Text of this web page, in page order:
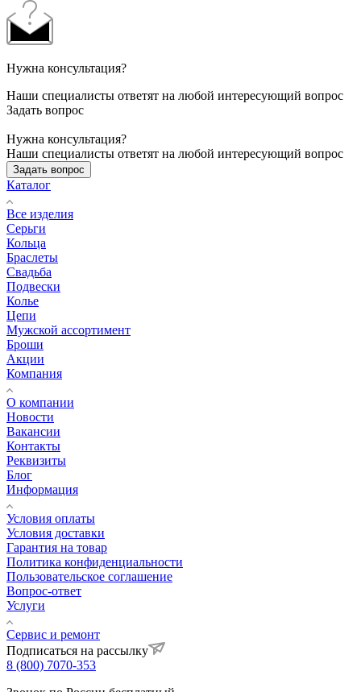
Нужна консультация?
Наши специалисты ответят на любой интересующий вопрос
Задать вопрос
Нужна консультация?
Наши специалисты ответят на любой интересующий вопрос
Задать вопрос
Каталог
Все изделия
Серьги
Кольца
Браслеты
Свадьба
Подвески
Колье
Цепи
Мужской ассортимент
Броши
Акции
Компания
О компании
Новости
Вакансии
Контакты
Реквизиты
Блог
Информация
Условия оплаты
Условия доставки
Гарантия на товар
Политика конфиденциальности
Пользовательское соглашение
Вопрос-ответ
Услуги
Сервис и ремонт
Подписаться на рассылку
8 (800) 7070-353